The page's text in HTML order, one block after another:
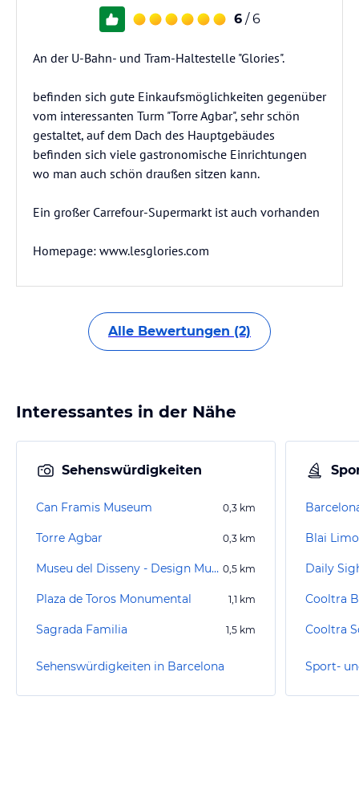
6 / 6
An der U-Bahn- und Tram-Haltestelle "Glories".
befinden sich gute Einkaufsmöglichkeiten gegenüber
vom interessanten Turm "Torre Agbar", sehr schön
gestaltet, auf dem Dach des Hauptgebäudes
befinden sich viele gastronomische Einrichtungen
wo man auch schön draußen sitzen kann.
Ein großer Carrefour-Supermarkt ist auch vorhanden
Homepage: www.lesglories.com
Alle Bewertungen (2)
Interessantes in der Nähe
Sehenswürdigkeiten
Can Framis Museum 0,3 km
Torre Agbar 0,3 km
Museu del Disseny - Design Museum Barcelona 0,5 km
Plaza de Toros Monumental 1,1 km
Sagrada Familia 1,5 km
Sehenswürdigkeiten in Barcelona
Blai